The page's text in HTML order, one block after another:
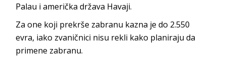
Palau i američka država Havaji.
Za one koji prekrše zabranu kazna je do 2.550
evra, iako zvaničnici nisu rekli kako planiraju da
primene zabranu.